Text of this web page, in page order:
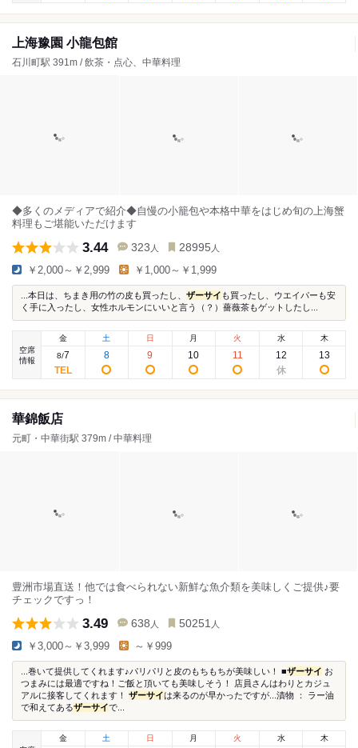
上海豫園 小龍包館
石川町駅 391m / 飲茶・点心、中華料理
◆多くのメディアで紹介◆自慢の小籠包や本格中華をはじめ旬の上海蟹
料理もご堪能いただけます
3.44 323 人 28995 人
￥2,000～￥2,999 ￥1,000～￥1,999
...本日は、ちまき用の竹の皮も買ったし、 ザーサイ も買ったし、ウエイパーも安
く手に入ったし、女性ホルモンにいいと言う（？）薔薇茶もゲットしたし...
空席
情報
金
8/7
土
8
日
9
月
10
火
11
水
12
木
13
華錦飯店
元町・中華街駅 379m / 中華料理
豊洲市場直送！他では食べられない新鮮な魚介類を美味しくご提供♪要
チェックですっ！
3.49 638 人 50251 人
￥3,000～￥3,999 ～￥999
...巻いて提供してくれます♪パリパリと皮のもちもちが美味しい！ ■ザーサイ お
つまみには最適ですね！ご飯と頂いても美味しそう！ 店員さんはわりとカジュ
アルに接客してくれます！ ザーサイは来るのが早かったですが...漬物 ： ラー油
で和えてあるザーサイで...
金 土 日 月 火 水 木